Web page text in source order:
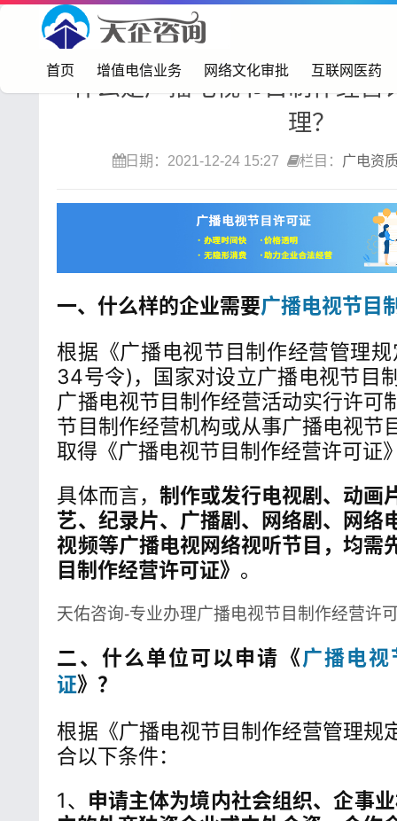
首页 增值电信业务 网络文化审批 互联网医药
首页> 广电资质
什么是广播电视节目制作经营
理？
日期：2021-12-24 15:27 栏目： 广电资
一、什么样的企业需要广播电视节目
根据《广播电视节目制作经营管理
34号令)，国家对设立广播电视节目
广播电视节目制作经营活动实行许可
节目制作经营机构或从事广播电视节
取得《广播电视节目制作经营许可证
具体而言， 制作或发行电视剧、动画
艺、纪录片、广播剧、网络剧、网络
视频等广播电视网络视听节目，均需
目制作经营许可证》 。
天佑咨询-专业办理广播电视节目制作经营许
二、什么单位可以申请《广播电
证》？
根据《广播电视节目制作经营管理规
合以下条件：
1、 申请主体为境内社会组织、企事